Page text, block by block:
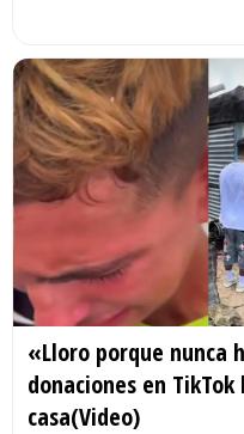
«Lloro porque nunca
donaciones en
casa(Video)